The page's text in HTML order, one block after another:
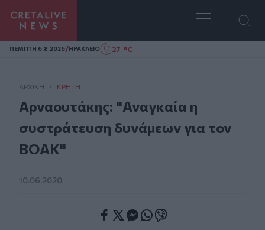
Homepage
ΠΕΜΠΤΗ 6.8.2026/ΗΡΑΚΛΕΙΟ 27 °C
ΑΡΧΙΚΗ / ΚΡΉΤΗ
Αρναουτάκης: "Αναγκαία η
συστράτευση δυνάμεων για τον
ΒΟΑΚ"
10.06.2020